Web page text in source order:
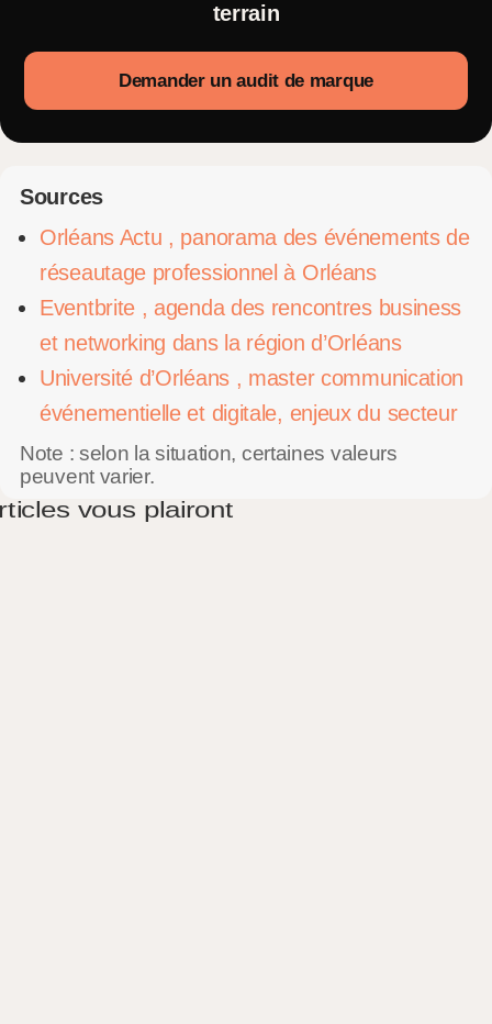
terrain
Demander un audit de marque
Sources
Orléans Actu , panorama des événements de
réseautage professionnel à Orléans
Eventbrite , agenda des rencontres business
et networking dans la région d’Orléans
Université d’Orléans , master communication
événementielle et digitale, enjeux du secteur
Note : selon la situation, certaines valeurs
peuvent varier.
vous plairont